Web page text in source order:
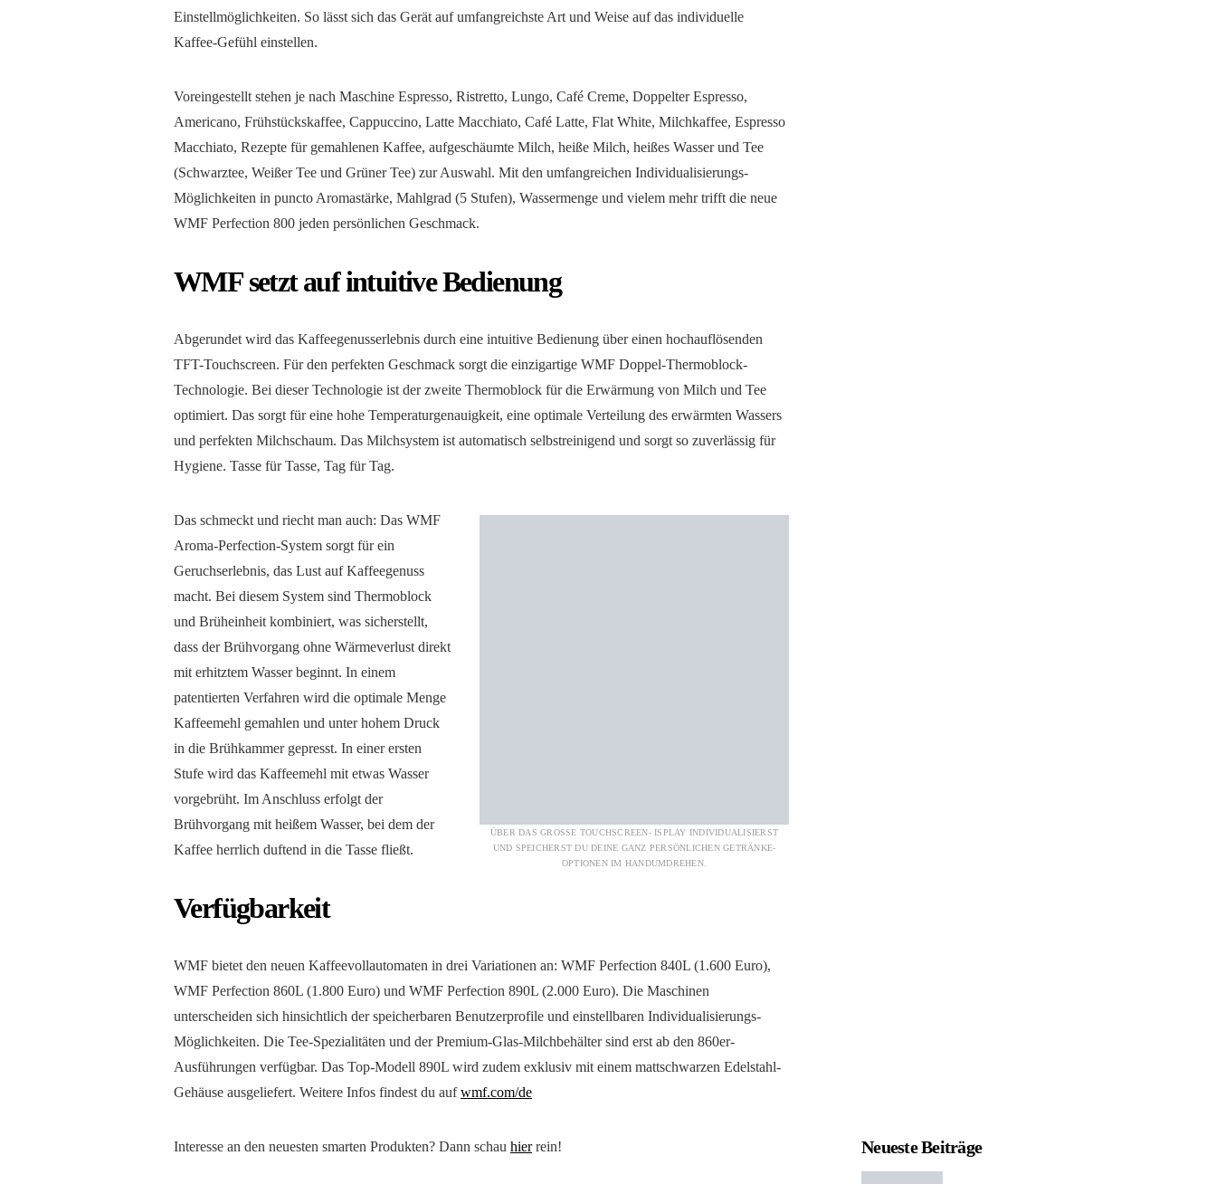
Einstellmöglichkeiten. So lässt sich das Gerät auf umfangreichste Art und Weise auf das individuelle
Kaffee-Gefühl einstellen.
Voreingestellt stehen je nach Maschine Espresso, Ristretto, Lungo, Café Creme, Doppelter Espresso,
Americano, Frühstückskaffee, Cappuccino, Latte Macchiato, Café Latte, Flat White, Milchkaffee, Espresso
Macchiato, Rezepte für gemahlenen Kaffee, aufgeschäumte Milch, heiße Milch, heißes Wasser und Tee
(Schwarztee, Weißer Tee und Grüner Tee) zur Auswahl. Mit den umfangreichen Individualisierungs-
Möglichkeiten in puncto Aromastärke, Mahlgrad (5 Stufen), Wassermenge und vielem mehr trifft die neue
WMF Perfection 800 jeden persönlichen Geschmack.
WMF setzt auf intuitive Bedienung
Abgerundet wird das Kaffeegenusserlebnis durch eine intuitive Bedienung über einen hochauflösenden
TFT-Touchscreen. Für den perfekten Geschmack sorgt die einzigartige WMF Doppel-Thermoblock-
Technologie. Bei dieser Technologie ist der zweite Thermoblock für die Erwärmung von Milch und Tee
optimiert. Das sorgt für eine hohe Temperaturgenauigkeit, eine optimale Verteilung des erwärmten Wassers
und perfekten Milchschaum. Das Milchsystem ist automatisch selbstreinigend und sorgt so zuverlässig für
Hygiene. Tasse für Tasse, Tag für Tag.
ÜBER DAS GROSSE TOUCHSCREEN- ISPLAY INDIVIDUALISIERST U
ND SPEICHERST DU DEINE GANZ PERSÖNLICHEN GETRÄNKE-O
PTIONEN IM HANDUMDREHEN.
Das schmeckt und riecht man auch: Das WMF
Aroma-Perfection-System sorgt für ein
Geruchserlebnis, das Lust auf Kaffeegenuss
macht. Bei diesem System sind Thermoblock
und Brüheinheit kombiniert, was sicherstellt,
dass der Brühvorgang ohne Wärmeverlust direkt
mit erhitztem Wasser beginnt. In einem
patentierten Verfahren wird die optimale Menge
Kaffeemehl gemahlen und unter hohem Druck
in die Brühkammer gepresst. In einer ersten
Stufe wird das Kaffeemehl mit etwas Wasser
vorgebrüht. Im Anschluss erfolgt der
Brühvorgang mit heißem Wasser, bei dem der
Kaffee herrlich duftend in die Tasse fließt.
Verfügbarkeit
WMF bietet den neuen Kaffeevollautomaten in drei Variationen an: WMF Perfection 840L (1.600 Euro),
WMF Perfection 860L (1.800 Euro) und WMF Perfection 890L (2.000 Euro). Die Maschinen
unterscheiden sich hinsichtlich der speicherbaren Benutzerprofile und einstellbaren Individualisierungs-
Möglichkeiten. Die Tee-Spezialitäten und der Premium-Glas-Milchbehälter sind erst ab den 860er-
Ausführungen verfügbar. Das Top-Modell 890L wird zudem exklusiv mit einem mattschwarzen Edelstahl-
Gehäuse ausgeliefert. Weitere Infos findest du aufwmf.com/de
Interesse an den neuesten smarten Produkten? Dann schau hierrein! Neueste Beiträge